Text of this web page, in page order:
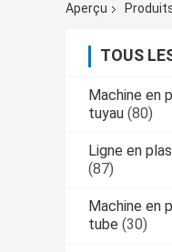
Aperçu
TOUS
Machine en
tuyau (80)
Ligne en
(87)
Machine en
tube (30)